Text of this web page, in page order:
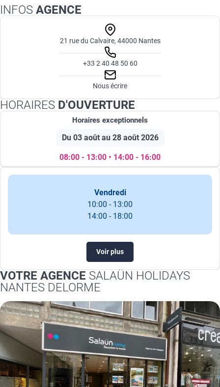
INFOS AGENCE
21 rue du Calvaire, 44000 Nantes
+33 2 40 48 50 60
Nous écrire
HORAIRES D'OUVERTURE
Horaires exceptionnels
Du 03 août au 28 août 2026
08:00 - 13:00 • 14:00 - 16:00
Vendredi
10:00 - 13:00
14:00 - 18:00
Voir plus
VOTRE AGENCE SALAÜN HOLIDAYS
NANTES DELORME